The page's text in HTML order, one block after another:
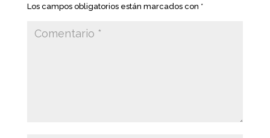
Los campos obligatorios están marcados con *